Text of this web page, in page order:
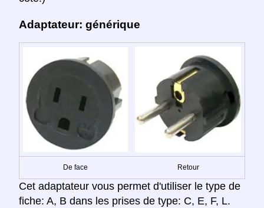
Adaptateur: générique
De face Retour
Cet adaptateur vous permet d'utiliser le type de
fiche: A, B dans les prises de type: C, E, F, L.